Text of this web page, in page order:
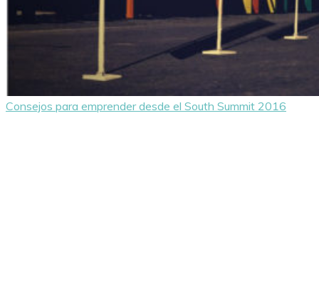
Consejos para emprender desde el South Summit 2016